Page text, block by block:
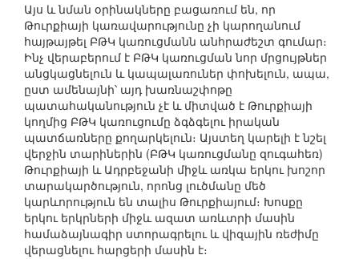
Այս և նման օրինակները բացառում են, որ
Թուրքիայի կառավարությունը չի կարողանում
հայթայթել ԲԹԿ կառուցմանն անհրաժեշտ գումար։
Ինչ վերաբերում է ԲԹԿ կառուցման նոր մրցույթներ
անցկացնելուն և կապալառուներ փոխելուն, ապա,
ըստ ամենայնի՝ այդ խառնաշփոթը
պատահականություն չէ և միտված է Թուրքիայի
կողմից ԲԹԿ կառուցումը ձգձգելու իրական
պատճառները քողարկելուն։ Այստեղ կարելի է նշել
վերջին տարիներին (ԲԹԿ կառուցմանը զուգահեռ)
Թուրքիայի և Ադրբեջանի միջև առկա երկու խոշոր
տարակարծություն, որոնց լուծմանը մեծ
կարևորություն են տալիս Թուրքիայում։ Խոսքը
երկու երկրների միջև ազատ առևտրի մասին
համաձայնագիր ստորագրելու և վիզային ռեժիմը
վերացնելու հարցերի մասին է։